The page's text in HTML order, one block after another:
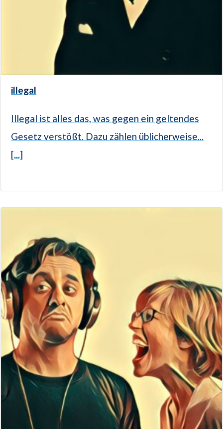
illegal
Illegal ist alles das, was gegen ein geltendes
Gesetz verstößt. Dazu zählen üblicherweise...
[...]